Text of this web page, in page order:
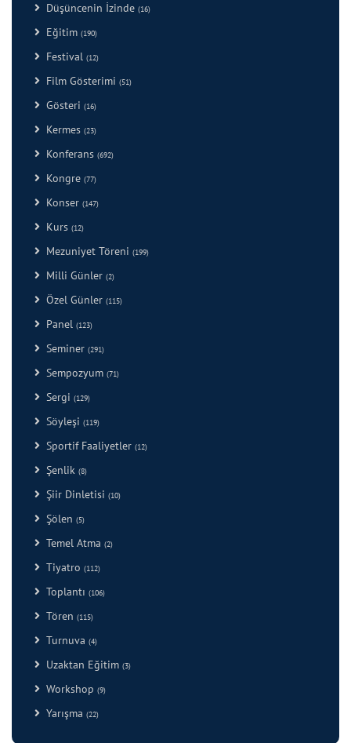
Düşüncenin İzinde (16)
Eğitim (190)
Festival (12)
Film Gösterimi (51)
Gösteri (16)
Kermes (23)
Konferans (692)
Kongre (77)
Konser (147)
Kurs (12)
Mezuniyet Töreni (199)
Milli Günler (2)
Özel Günler (115)
Panel (123)
Seminer (291)
Sempozyum (71)
Sergi (129)
Söyleşi (119)
Sportif Faaliyetler (12)
Şenlik (8)
Şiir Dinletisi (10)
Şölen (5)
Temel Atma (2)
Tiyatro (112)
Toplantı (106)
Tören (115)
Turnuva (4)
Uzaktan Eğitim (3)
Workshop (9)
Yarışma (22)